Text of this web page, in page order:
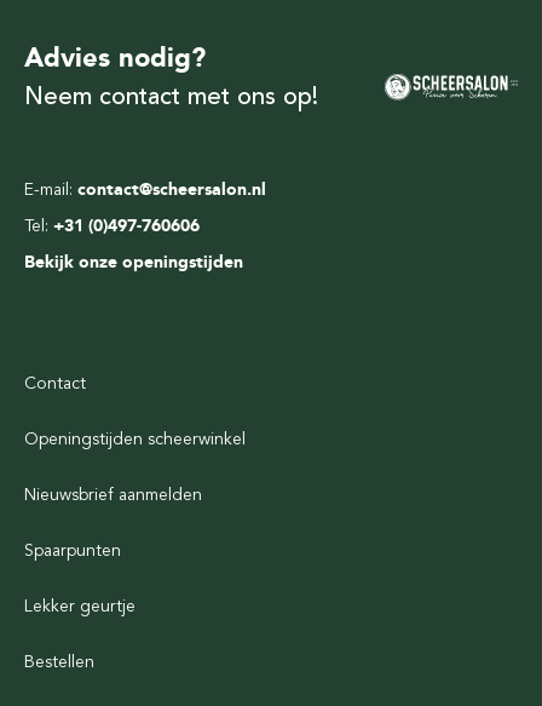
E-mail: contact@scheersalon.nl
Tel: +31 (0)497-760606
Bekijk onze openingstijden
Advies nodig?
Neem contact met ons op!
Contact
Openingstijden scheerwinkel
Nieuwsbrief aanmelden
Spaarpunten
Lekker geurtje
Bestellen